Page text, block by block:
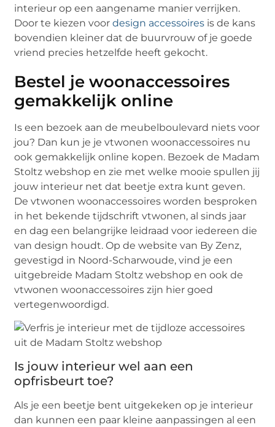
interieur op een aangename manier verrijken.
Door te kiezen voordesign accessoires is de kans
bovendien kleiner dat de buurvrouw of je goede
vriend precies hetzelfde heeft gekocht.
Bestel je woonaccessoires
gemakkelijk online
Is een bezoek aan de meubelboulevard niets voor
jou? Dan kun je je vtwonen woonaccessoires nu
ook gemakkelijk online kopen. Bezoek de Madam
Stoltz webshop en zie met welke mooie spullen jij
jouw interieur net dat beetje extra kunt geven.
De vtwonen woonaccessoires worden besproken
in het bekende tijdschrift vtwonen, al sinds jaar
en dag een belangrijke leidraad voor iedereen die
van design houdt. Op de website van By Zenz,
gevestigd in Noord-Scharwoude, vind je een
uitgebreide Madam Stoltz webshop en ook de
vtwonen woonaccessoires zijn hier goed
vertegenwoordigd.
Is jouw interieur wel aan een
opfrisbeurt toe?
Als je een beetje bent uitgekeken op je interieur
dan kunnen een paar kleine aanpassingen al een